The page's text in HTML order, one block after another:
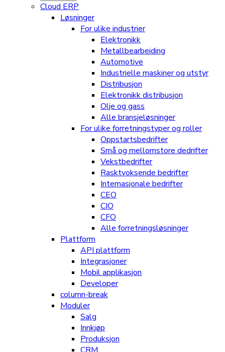
Cloud ERP
Løsninger
For ulike industrier
Elektronikk
Metallbearbeiding
Automotive
Industrielle maskiner og utstyr
Distribusjon
Elektronikk distribusjon
Olje og gass
Alle bransjeløsninger
For ulike forretningstyper og roller
Oppstartsbedrifter
Små og mellomstore dedrifter
Vekstbedrifter
Rasktvoksende bedrifter
Internasjonale bedrifter
CEO
CIO
CFO
Alle forretningsløsninger
Plattform
API plattform
Integrasjoner
Mobil applikasjon
Developer
column-break
Moduler
Salg
Innkjøp
Produksjon
CRM